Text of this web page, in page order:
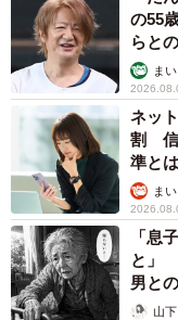
の55
らと
ま
ネッ
割 信
準と
ま
「息
と」
男と
から】
山